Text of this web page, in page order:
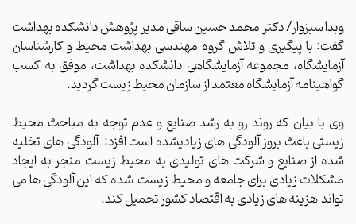
وبدا سبزوار/ دکتر محمد حسین ساقی مدیر پژوهش دانشکده بهداشت
گفت: با پیگیری و تلاش گروه مهندسی بهداشت محیط و کارشناسان
آزمایشگاه، مجموعه آزمایشگاهی دانشکده بهداشت، موفق به کسب
گواهینامه آزمایشگاه معتمد از سازمان محیط زیست گردید.
وی با بیان که روند رو به رشد صنایع و عدم توجه به مباحث محیط
زیستی باعث بروز آلودگی های زیادیشده است افزد: آلودگی های تخلیه
شده از صنایع و شرکت های تولیدی به محیط زیست منجر به ایجاد
مشکلات زیادی برای جامعه و محیط زیست شده که این آلودگی ها می
تواندهزینه های زیادی به اقتصاد کشور تحمیل کند.